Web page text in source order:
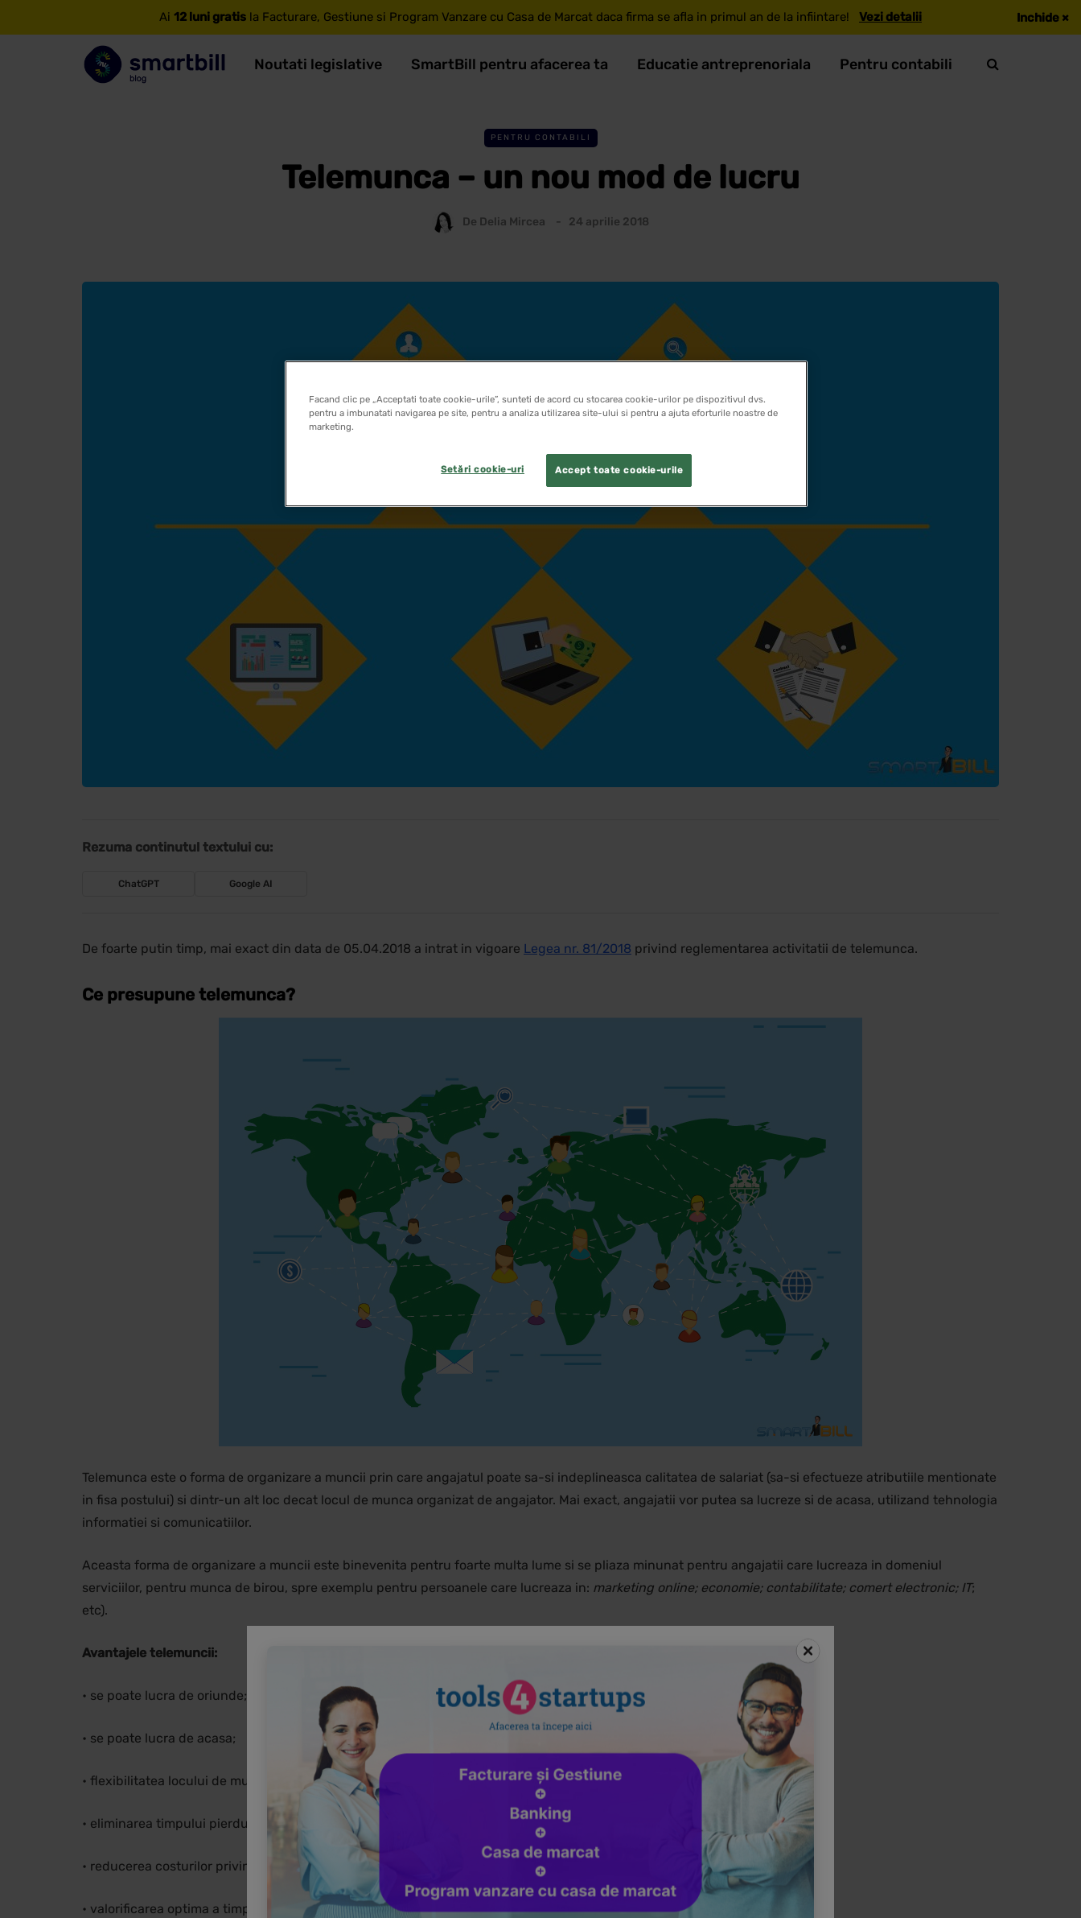
Ai 12 luni gratis la Facturare, Gestiune si Program Vanzare cu Casa de Marcat daca firma se afla in primul an de la infiintare! Vezi detalii Inchide ×
Noutati legislative SmartBill pentru afacerea ta Educatie antreprenoriala Pentru contabili
PENTRU CONTABILI
Telemunca – un nou mod de lucru
De Delia Mircea 24 aprilie 2018
Rezuma continutul textului cu:
ChatGPT Google AI
De foarte putin timp, mai exact din data de 05.04.2018 a intrat in vigoare Legea nr. 81/2018 privind reglementarea activitatii de telemunca.
Ce presupune telemunca?
Telemunca este o forma de organizare a muncii prin care angajatul poate sa-si indeplineasca calitatea de salariat (sa-si efectueze atributiile mentionate
in fisa postului) si dintr-un alt loc decat locul de munca organizat de angajator. Mai exact, angajatii vor putea sa lucreze si de acasa, utilizand tehnologia
informatiei si comunicatiilor.
Aceasta forma de organizare a muncii este binevenita pentru foarte multa lume si se pliaza minunat pentru angajatii care lucreaza in domeniul
serviciilor, pentru munca de birou, spre exemplu pentru persoanele care lucreaza in: marketing online; economie; contabilitate; comert electronic; IT;
etc).
Avantajele telemuncii:
• se poate lucra de oriunde;
• se poate lucra de acasa;
• flexibilitatea locului de munca;
• eliminarea timpului pierdut cu deplasarea la locul de munca;
• reducerea costurilor privind deplasarea la locul de munca (in cazul in care angajatorul nu deconta acest serviciu);
• valorificarea optima a timpului de munca;
Facand clic pe „Acceptati toate cookie-urile”, sunteti de acord cu stocarea cookie-urilor pe dispozitivul dvs.
pentru a imbunatati navigarea pe site, pentru a analiza utilizarea site-ului si pentru a ajuta eforturile noastre de
marketing.
Accept toate cookie-urile
Setări cookie-uri